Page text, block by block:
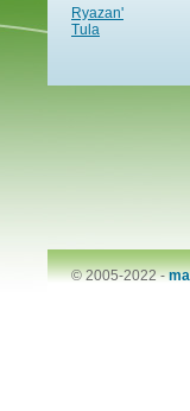
Ryazan'
Tula
© 2005-2022 -